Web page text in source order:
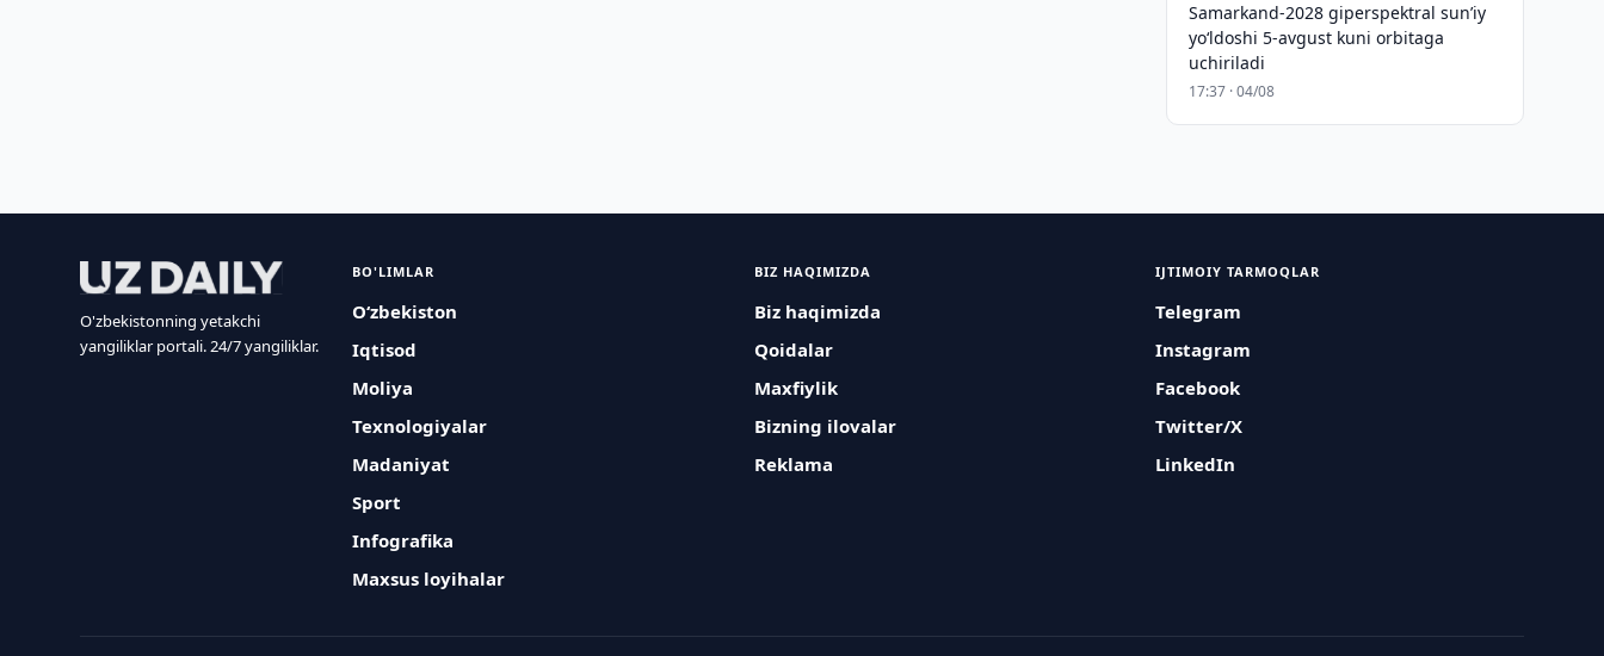
Samarkand-2028 giperspektral sun’iy
yo‘ldoshi 5-avgust kuni orbitaga
uchiriladi
17:37 · 04/08
O'zbekistonning yetakchi
yangiliklar portali. 24/7 yangiliklar.
BO'LIMLAR
O‘zbekiston
Iqtisod
Moliya
Texnologiyalar
Madaniyat
Sport
Infografika
Maxsus loyihalar
BIZ HAQIMIZDA
Biz haqimizda
Qoidalar
Maxfiylik
Bizning ilovalar
Reklama
IJTIMOIY TARMOQLAR
Telegram
Instagram
Facebook
Twitter/X
LinkedIn